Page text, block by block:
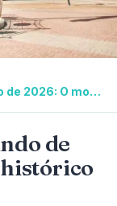
Curaçao na Copa do Mundo de 2026: O momento mais histórico do futebol da ilha
de